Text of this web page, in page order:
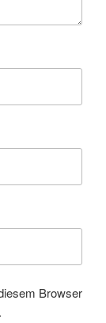
Browser